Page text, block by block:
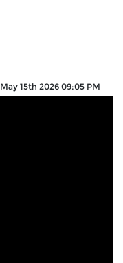
May 15th 2026 09:05 PM